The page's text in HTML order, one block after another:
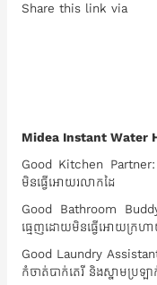
Share this link via
Midea Instant Water
Good Kitchen Partner:
មិនធ្វើអោយរលាកដៃ
Good Bathroom
ធ្មេញដោយមិនធ្វើអោយក្រហ
Good Laundry
កំចាត់បាក់តេរី​ និងស្នាមប្រឡ